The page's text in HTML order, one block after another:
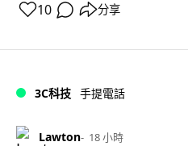
10 分享
3C科技 手提電話
Lawton 18 小時